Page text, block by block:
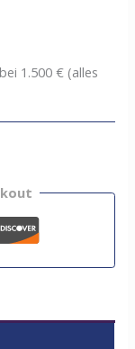
1.500 € (alles